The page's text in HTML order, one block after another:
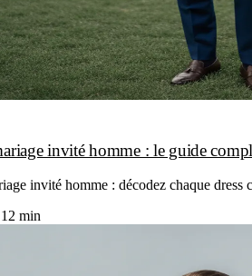
invité homme : le guide
invité homme : décodez chaque
12 min